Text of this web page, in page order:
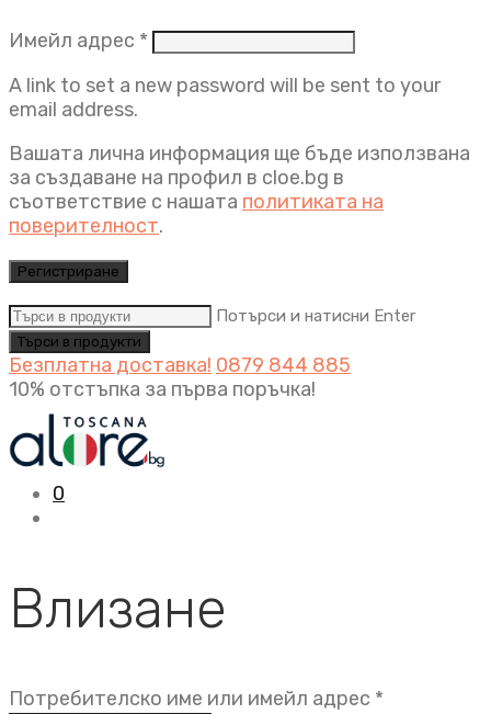
Имейл адрес * Задължително
A link to set a new password will be sent to your
email address.
Вашата лична информация ще бъде използвана
за създаване на профил в cloe.bg в
съответствие с нашата политиката на
поверителност.
Регистриране
Потърси и натисни Enter
Безплатна доставка! 0879 844 885
10% отстъпка за първа поръчка!
0
Влизане
Потребителско име или имейл адрес *